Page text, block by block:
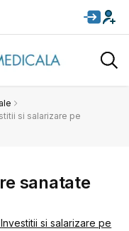
si salarizare pe
sanatate
si salarizare pe